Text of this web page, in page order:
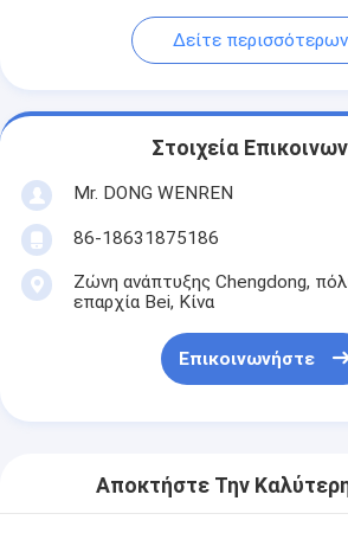
Δείτε περισσότερων
Στοιχεία
Mr. DONG WENREN
86-18631875186
Ζώνη ανάπτυξης Chengdong,
επαρχία Bei, Κίνα
Επικοινωνήστε
Αποκτήστε Την Καλύτερη